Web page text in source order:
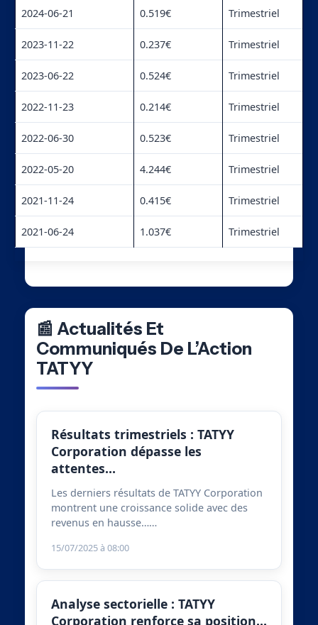
2024-06-21 0.519€ Trimestriel
2023-11-22 0.237€ Trimestriel
2023-06-22 0.524€ Trimestriel
2022-11-23 0.214€ Trimestriel
2022-06-30 0.523€ Trimestriel
2022-05-20 4.244€ Trimestriel
2021-11-24 0.415€ Trimestriel
2021-06-24 1.037€ Trimestriel
📰 Actualités Et
Communiqués De L’Action
TATYY
Résultats trimestriels : TATYY
Corporation dépasse les
attentes…
Les derniers résultats de TATYY Corporation
montrent une croissance solide avec des
revenus en hausse……
15/07/2025 à 08:00
Analyse sectorielle : TATYY
Corporation renforce sa position…